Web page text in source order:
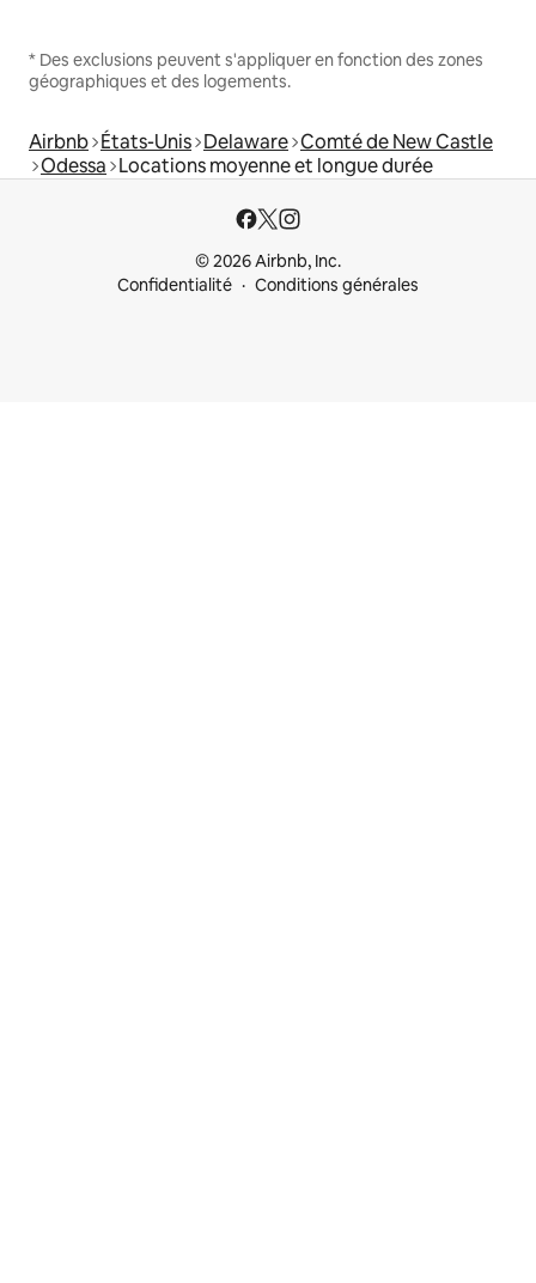
* Des exclusions peuvent s'appliquer en fonction des zones
géographiques et des logements.
Airbnb États-Unis Delaware Comté de New Castle
Odessa Locations moyenne et longue durée
© 2026 Airbnb, Inc.
Confidentialité
Conditions générales